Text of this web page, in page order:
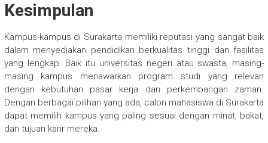
Kesimpulan
Kampus-kampus di Surakarta memiliki reputasi yang sangat baik
dalam menyediakan pendidikan berkualitas tinggi dan fasilitas
yang lengkap. Baik itu universitas negeri atau swasta, masing-
masing kampus menawarkan program studi yang relevan
dengan kebutuhan pasar kerja dan perkembangan zaman.
Dengan berbagai pilihan yang ada, calon mahasiswa di Surakarta
dapat memilih kampus yang paling sesuai dengan minat, bakat,
dan tujuan karir mereka.